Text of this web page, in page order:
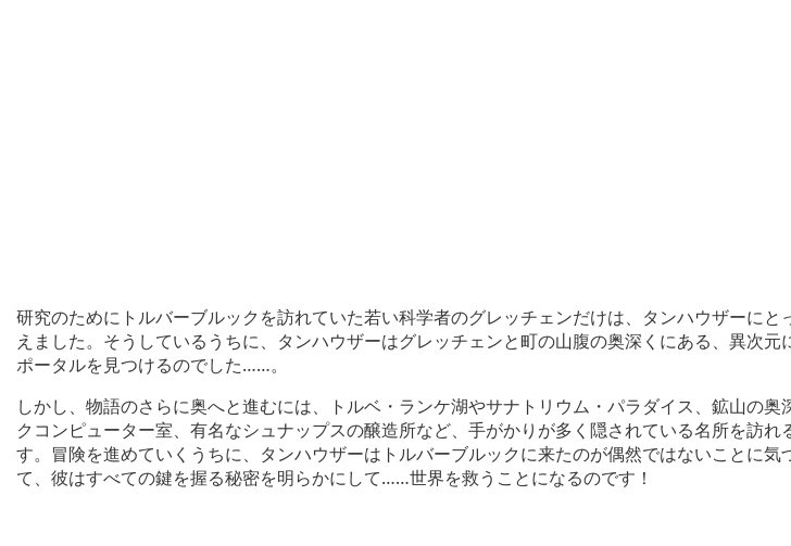
研究のためにトルバーブルックを訪れていた若い科学者のグレッチェンだけは、タンハウザーにと
えました。そうしているうちに、タンハウザーはグレッチェンと町の山腹の奥深くにある、異次元
ポータルを見つけるのでした……。
しかし、物語のさらに奥へと進むには、トルベ・ランケ湖やサナトリウム・パラダイス、鉱山の奥
クコンピューター室、有名なシュナップスの醸造所など、手がかりが多く隠されている名所を訪れ
す。冒険を進めていくうちに、タンハウザーはトルバーブルックに来たのが偶然ではないことに気
て、彼はすべての鍵を握る秘密を明らかにして……世界を救うことになるのです！